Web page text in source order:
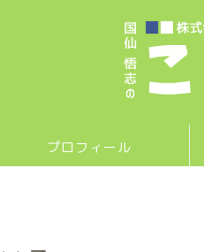
プロフィール